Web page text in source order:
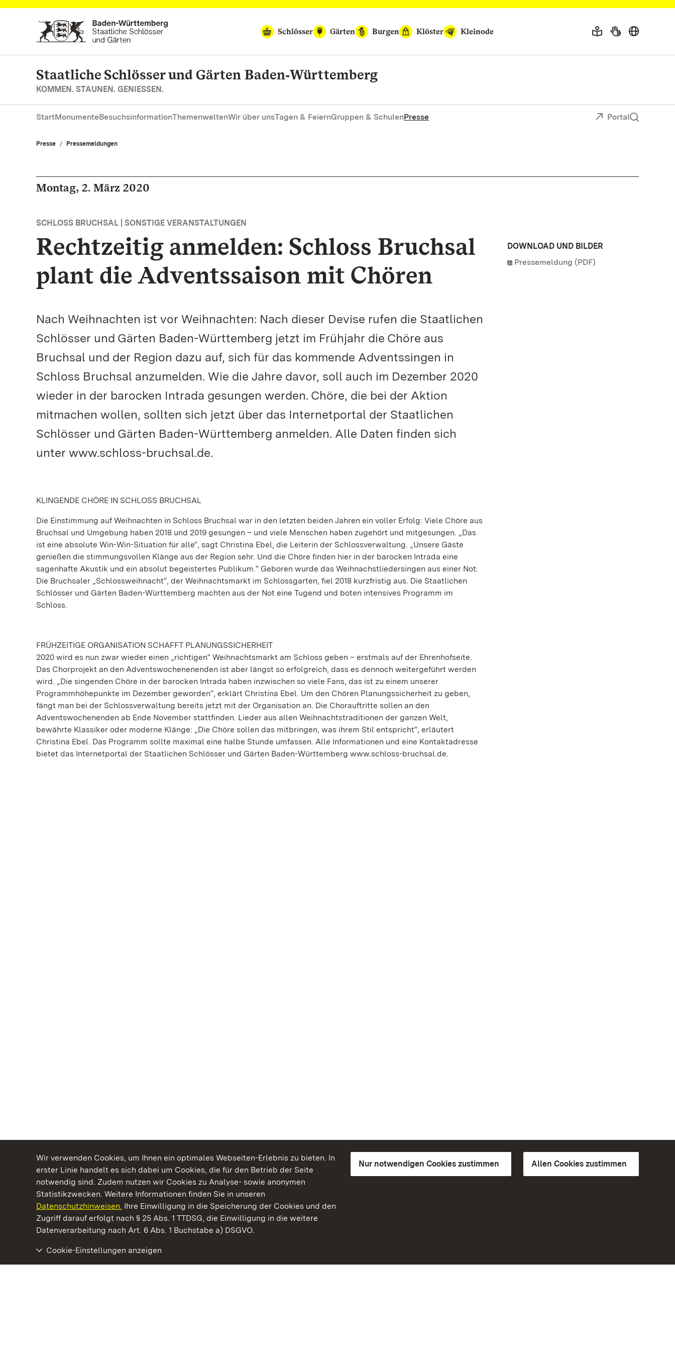
Wir verwenden Cookies, um Ihnen ein optimales Webseiten-Erlebnis zu bieten. In
erster Linie handelt es sich dabei um Cookies, die für den Betrieb der Seite
notwendig sind. Zudem nutzen wir Cookies zu Analyse- sowie anonymen
Statistikzwecken. Weitere Informationen finden Sie in unseren
Datenschutzhinweisen. Ihre Einwilligung in die Speicherung der Cookies und den
Zugriff darauf erfolgt nach § 25 Abs. 1 TTDSG, die Einwilligung in die weitere
Datenverarbeitung nach Art. 6 Abs. 1 Buchstabe a) DSGVO.
Nur notwendigen Cookies zustimmen Allen Cookies zustimmen
Cookie-Einstellungen anzeigen
Zum Hauptinhalt springen
Schlösser
Gärten Burgen Klöster Kleinode
Staatliche Schlösser und Gärten Baden‑Württemberg
KOMMEN. STAUNEN. GENIESSEN.
StartMonumenteBesuchsinformationThemenweltenWir über unsTagen & FeiernGruppen & SchulenPresse Portal
Presse Pressemeldungen
Montag, 2. März 2020
SCHLOSS BRUCHSAL | SONSTIGE VERANSTALTUNGEN
Rechtzeitig anmelden: Schloss Bruchsal
plant die Adventssaison mit Chören
Nach Weihnachten ist vor Weihnachten: Nach dieser Devise rufen die Staatlichen
Schlösser und Gärten Baden-Württemberg jetzt im Frühjahr die Chöre aus
Bruchsal und der Region dazu auf, sich für das kommende Adventssingen in
Schloss Bruchsal anzumelden. Wie die Jahre davor, soll auch im Dezember 2020
wieder in der barocken Intrada gesungen werden. Chöre, die bei der Aktion
mitmachen wollen, sollten sich jetzt über das Internetportal der Staatlichen
Schlösser und Gärten Baden-Württemberg anmelden. Alle Daten finden sich
unter www.schloss-bruchsal.de.
KLINGENDE CHÖRE IN SCHLOSS BRUCHSAL
Die Einstimmung auf Weihnachten in Schloss Bruchsal war in den letzten beiden Jahren ein voller Erfolg: Viele Chöre aus
Bruchsal und Umgebung haben 2018 und 2019 gesungen – und viele Menschen haben zugehört und mitgesungen. „Das
ist eine absolute Win-Win-Situation für alle“, sagt Christina Ebel, die Leiterin der Schlossverwaltung. „Unsere Gäste
genießen die stimmungsvollen Klänge aus der Region sehr. Und die Chöre finden hier in der barocken Intrada eine
sagenhafte Akustik und ein absolut begeistertes Publikum.“ Geboren wurde das Weihnachstliedersingen aus einer Not:
Die Bruchsaler „Schlossweihnacht“, der Weihnachtsmarkt im Schlossgarten, fiel 2018 kurzfristig aus. Die Staatlichen
Schlösser und Gärten Baden-Württemberg machten aus der Not eine Tugend und boten intensives Programm im
Schloss.
FRÜHZEITIGE ORGANISATION SCHAFFT PLANUNGSSICHERHEIT
2020 wird es nun zwar wieder einen „richtigen“ Weihnachtsmarkt am Schloss geben – erstmals auf der Ehrenhofseite.
Das Chorprojekt an den Adventswochenenenden ist aber längst so erfolgreich, dass es dennoch weitergeführt werden
wird. „Die singenden Chöre in der barocken Intrada haben inzwischen so viele Fans, das ist zu einem unserer
Programmhöhepunkte im Dezember geworden“, erklärt Christina Ebel. Um den Chören Planungssicherheit zu geben,
fängt man bei der Schlossverwaltung bereits jetzt mit der Organisation an. Die Chorauftritte sollen an den
Adventswochenenden ab Ende November stattfinden. Lieder aus allen Weihnachtstraditionen der ganzen Welt,
bewährte Klassiker oder moderne Klänge: „Die Chöre sollen das mitbringen, was ihrem Stil entspricht“, erläutert
Christina Ebel. Das Programm sollte maximal eine halbe Stunde umfassen. Alle Informationen und eine Kontaktadresse
bietet das Internetportal der Staatlichen Schlösser und Gärten Baden-Württemberg www.schloss-bruchsal.de.
DOWNLOAD UND BILDER
Pressemeldung (PDF)
Kommen. Staunen. Genießen.